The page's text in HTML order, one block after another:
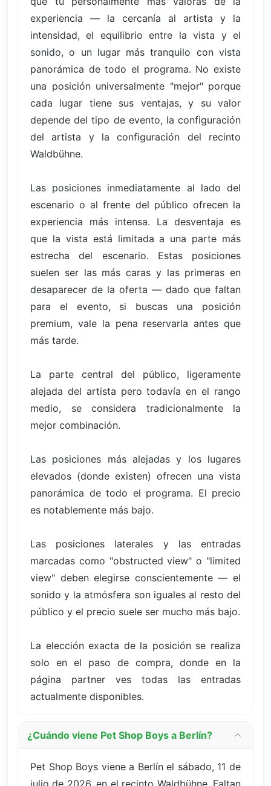
experiencia — la cercanía al artista y la
intensidad, el equilibrio entre la vista y el
sonido, o un lugar más tranquilo con vista
panorámica de todo el programa. No existe
una posición universalmente "mejor" porque
cada lugar tiene sus ventajas, y su valor
depende del tipo de evento, la configuración
del artista y la configuración del recinto
Waldbühne.
Las posiciones inmediatamente al lado del
escenario o al frente del público ofrecen la
experiencia más intensa. La desventaja es
que la vista está limitada a una parte más
estrecha del escenario. Estas posiciones
suelen ser las más caras y las primeras en
desaparecer de la oferta — dado que faltan
para el evento, si buscas una posición
premium, vale la pena reservarla antes que
más tarde.
La parte central del público, ligeramente
alejada del artista pero todavía en el rango
medio, se considera tradicionalmente la
mejor combinación.
Las posiciones más alejadas y los lugares
elevados (donde existen) ofrecen una vista
panorámica de todo el programa. El precio
es notablemente más bajo.
Las posiciones laterales y las entradas
marcadas como "obstructed view" o "limited
view" deben elegirse conscientemente — el
sonido y la atmósfera son iguales al resto del
público y el precio suele ser mucho más bajo.
La elección exacta de la posición se realiza
solo en el paso de compra, donde en la
página partner ves todas las entradas
actualmente disponibles.
¿Cuándo viene Pet Shop Boys a Berlín?
Pet Shop Boys viene a Berlín el sábado, 11 de